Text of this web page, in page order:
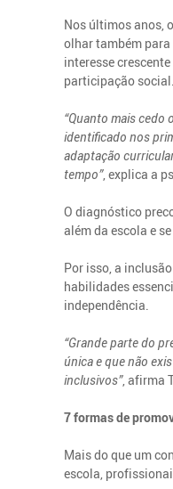
Nos últimos anos,
olhar também
interesse
participação social.
“Quanto mais cedo
identificado nos
adaptação
tempo”, explica a
O diagnóstico
além da escola e
Por isso, a
habilidades
independência.
“Grande parte do
única e que não
inclusivos”, afirma
7 formas de
Mais do que um
escola,